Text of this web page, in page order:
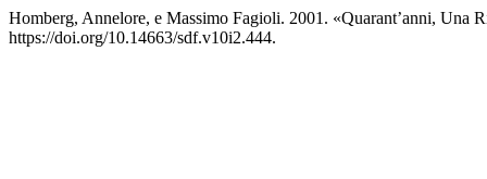
Homberg, Annelore, e Massimo Fagioli. 2001. «Quarant’anni, Una
https://doi.org/10.14663/sdf.v10i2.444.